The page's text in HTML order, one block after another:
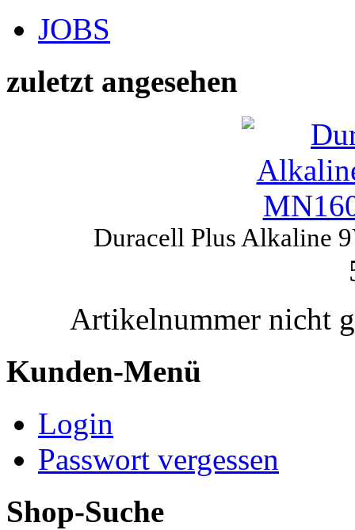
JOBS
zuletzt angesehen
Duracell Plus Alkaline
Artikelnummer nicht
Kunden-Menü
Login
Passwort vergessen
Shop-Suche